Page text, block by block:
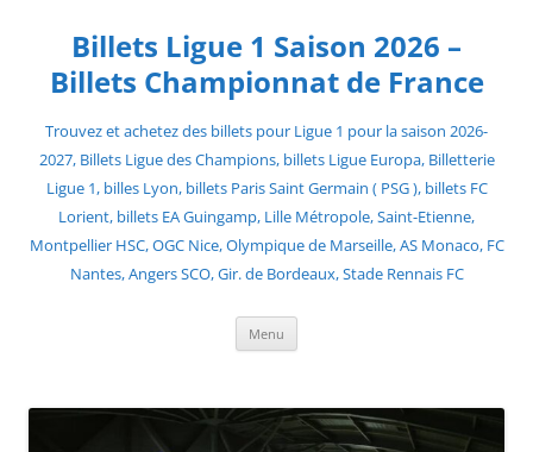
contentBillets Ligue 1 Saison 2026 –
Billets Championnat de France
Trouvez et achetez des billets pour Ligue 1 pour la saison 2026-
2027, Billets Ligue des Champions, billets Ligue Europa, Billetterie
Ligue 1, billes Lyon, billets Paris Saint Germain ( PSG ), billets FC
Lorient, billets EA Guingamp, Lille Métropole, Saint-Etienne,
Montpellier HSC, OGC Nice, Olympique de Marseille, AS Monaco, FC
Nantes, Angers SCO, Gir. de Bordeaux, Stade Rennais FC
Menu